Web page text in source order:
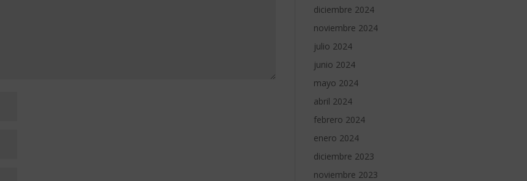
diciembre 2024
noviembre 2024
julio 2024
junio 2024
mayo 2024
abril 2024
febrero 2024
enero 2024
diciembre 2023
noviembre 2023